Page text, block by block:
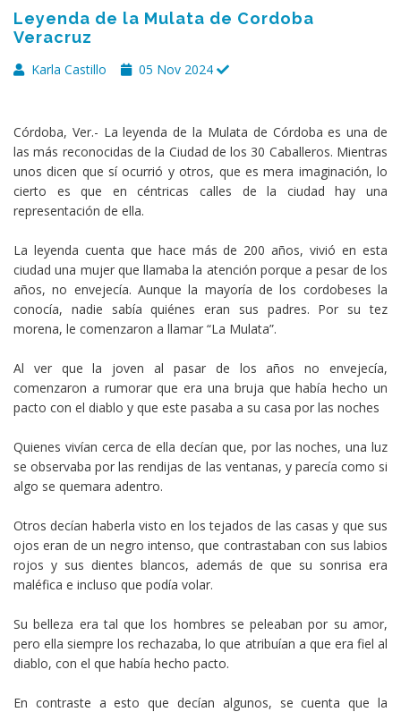
Leyenda de la Mulata de Cordoba
Veracruz
Karla Castillo 05 Nov 2024
Córdoba, Ver.- La leyenda de la Mulata de Córdoba es una de
las más reconocidas de la Ciudad de los 30 Caballeros. Mientras
unos dicen que sí ocurrió y otros, que es mera imaginación, lo
cierto es que en céntricas calles de la ciudad hay una
representación de ella.
La leyenda cuenta que hace más de 200 años, vivió en esta
ciudad una mujer que llamaba la atención porque a pesar de los
años, no envejecía. Aunque la mayoría de los cordobeses la
conocía, nadie sabía quiénes eran sus padres. Por su tez
morena, le comenzaron a llamar “La Mulata”.
Al ver que la joven al pasar de los años no envejecía,
comenzaron a rumorar que era una bruja que había hecho un
pacto con el diablo y que este pasaba a su casa por las noches
Quienes vivían cerca de ella decían que, por las noches, una luz
se observaba por las rendijas de las ventanas, y parecía como si
algo se quemara adentro.
Otros decían haberla visto en los tejados de las casas y que sus
ojos eran de un negro intenso, que contrastaban con sus labios
rojos y sus dientes blancos, además de que su sonrisa era
maléfica e incluso que podía volar.
Su belleza era tal que los hombres se peleaban por su amor,
pero ella siempre los rechazaba, lo que atribuían a que era fiel al
diablo, con el que había hecho pacto.
En contraste a esto que decían algunos, se cuenta que la